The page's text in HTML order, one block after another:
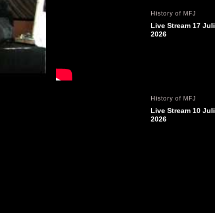
History of MFJ
Live Stream 17 Juli
2026
History of MFJ
Live Stream 10 Juli
2026